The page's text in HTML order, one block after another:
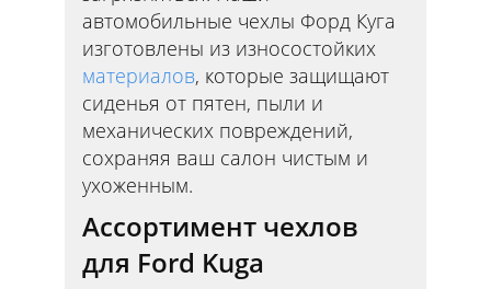
автомобильные чехлы Форд Куга
изготовлены из износостойких
материалов, которые защищают
сиденья от пятен, пыли и
механических повреждений,
сохраняя ваш салон чистым и
ухоженным.
Ассортимент чехлов
для Ford Kuga